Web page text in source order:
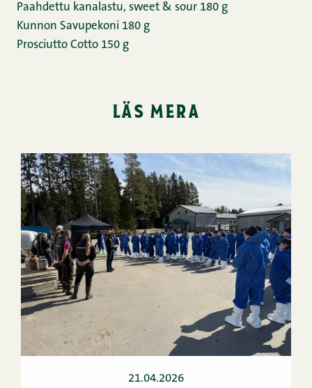
Paahdettu kanalastu, sweet & sour 180 g
Kunnon Savupekoni 180 g
Prosciutto Cotto 150 g
läs mera
21.04.2026